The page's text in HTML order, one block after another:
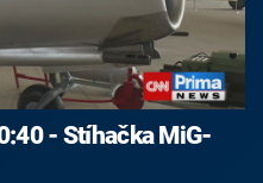
- Stíhačka MiG-